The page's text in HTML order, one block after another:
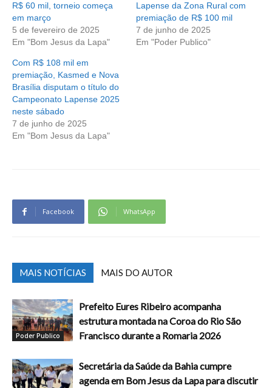
R$ 60 mil, torneio começa
em março
5 de fevereiro de 2025
Em "Bom Jesus da Lapa"
Lapense da Zona Rural com
premiação de R$ 100 mil
7 de junho de 2025
Em "Poder Publico"
Com R$ 108 mil em
premiação, Kasmed e Nova
Brasília disputam o título do
Campeonato Lapense 2025
neste sábado
7 de junho de 2025
Em "Bom Jesus da Lapa"
Facebook WhatsApp
MAIS NOTÍCIAS MAIS DO AUTOR
Poder Publico
Prefeito Eures Ribeiro acompanha
estrutura montada na Coroa do Rio São
Francisco durante a Romaria 2026
Secretária da Saúde da Bahia cumpre
agenda em Bom Jesus da Lapa para discutir